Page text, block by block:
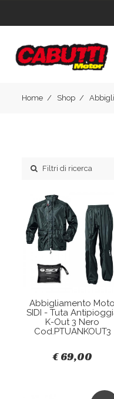
Home Shop
Filtri di ricerca
Abbigliamento Moto
SIDI - Tuta
K-Out 3 Nero
Cod.PTUANKOUT3
€ 69,00